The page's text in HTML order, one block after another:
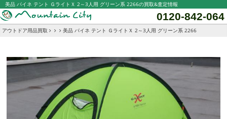
美品 パイネ テント ＧライトＸ 2～3人用 グリーン系 2266の買取&査定情報
0120-842-064
アウトドア用品買取 美品 パイネ テント ＧライトＸ 2～3人用 グリーン系 2266